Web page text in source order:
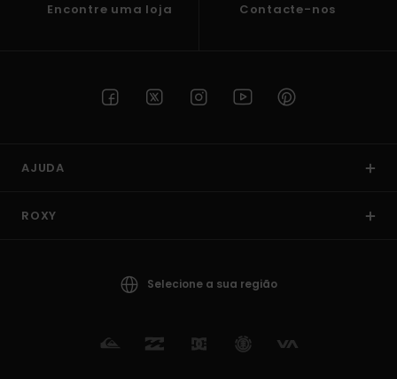
Encontre uma loja Contacte-nos
AJUDA
ROXY
Selecione a sua região